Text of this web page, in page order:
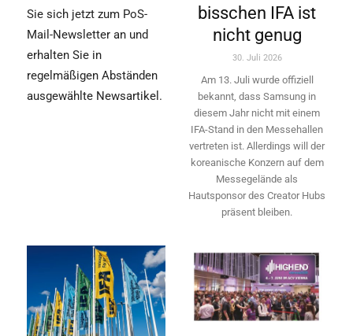
Sie sich jetzt zum PoS-
Mail-Newsletter an und
erhalten Sie in
regelmäßigen Abständen
ausgewählte Newsartikel.
bisschen IFA ist
nicht genug
30. Juli 2026
Am 13. Juli wurde offiziell
bekannt, dass Samsung in
diesem Jahr nicht mit einem
IFA-Stand in den Messehallen
vertreten ist. Allerdings will ­der
koreanische Konzern auf dem
Messegelände als
Hautsponsor des Creator Hubs
präsent bleiben.